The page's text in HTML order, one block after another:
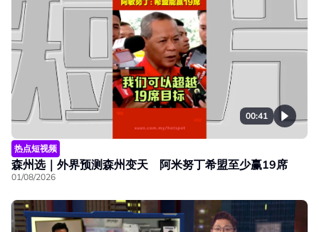
00:41
热点短视频
森州选｜外界预测森州变天 阿米努丁希盟至少赢19席
01/08/2026